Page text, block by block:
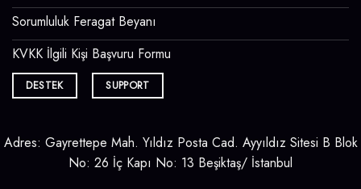
Sorumluluk Feragat Beyanı
KVKK İlgili Kişi Başvuru Formu
DESTEK SUPPORT
Adres: Gayrettepe Mah. Yıldız Posta Cad. Ayyıldız Sitesi B Blok
No: 26 İç Kapı No: 13 Beşiktaş/ İstanbul